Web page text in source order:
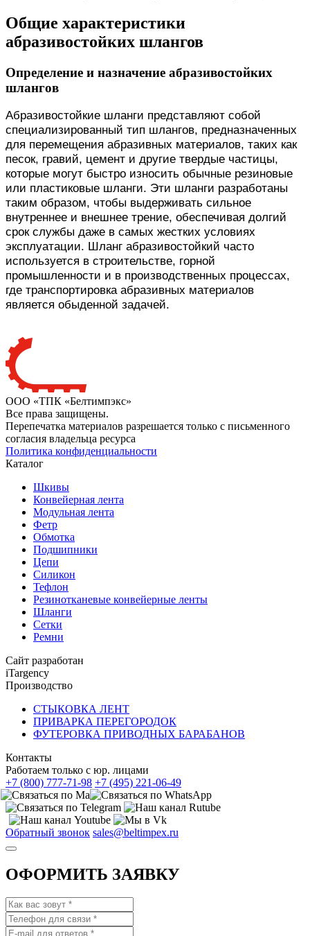
Общие характеристики
абразивостойких шлангов
Определение и назначение абразивостойких
шлангов
Абразивостойкие шланги представляют собой
специализированный тип шлангов, предназначенных
для перемещения абразивных материалов, таких как
песок, гравий, цемент и другие твердые частицы,
которые могут быстро износить обычные резиновые
или пластиковые шланги. Эти шланги разработаны
таким образом, чтобы выдерживать сильное
внутреннее и внешнее трение, обеспечивая долгий
срок службы даже в самых жестких условиях
эксплуатации. Шланг абразивостойкий часто
используется в строительстве, горной
промышленности и в производственных процессах,
где транспортировка абразивных материалов
является обыденной задачей.
ООО «ТПК «Белтимпэкс»
Все права защищены.
Перепечатка материалов разрешается только с письменного
согласия владельца ресурса
Политика конфиденциальности
Каталог
Шкивы
Конвейерная лента
Модульная лента
Фетр
Обмотка
Подшипники
Цепи
Силикон
Тефлон
Резинотканевые конвейерные ленты
Шланги
Сетки
Ремни
Сайт разработан
iTargency
Производство
СТЫКОВКА ЛЕНТ
ПРИВАРКА ПЕРЕГОРОДОК
ФУТЕРОВКА ПРИВОДНЫХ БАРАБАНОВ
Контакты
Работаем только с юр. лицами
+7 (800) 777-71-98 +7 (495) 221-06-49
Обратный звонок sales@beltimpex.ru
ОФОРМИТЬ ЗАЯВКУ